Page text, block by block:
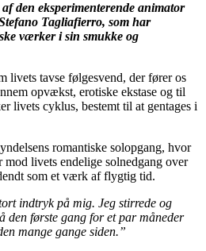
den eksperimenterende animator
Tagliafierro, som har
værker i sin smukke og
livets tavse følgesvend, der fører os
opvækst, erotiske ekstase og til
livets cyklus, bestemt til at gentages i
romantiske solopgang, hvor
livets endelige solnedgang over
som et værk af flygtig tid.
indtryk på mig. Jeg stirrede og
den første gang for et par måneder
mange gange siden.”